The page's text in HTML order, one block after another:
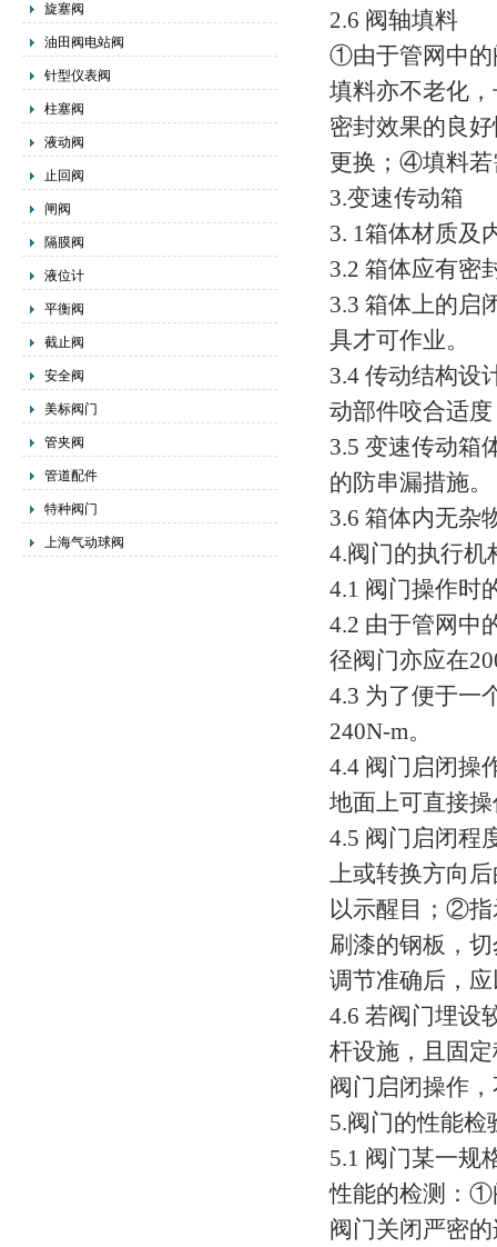
旋塞阀
油田阀电站阀
针型仪表阀
柱塞阀
液动阀
止回阀
闸阀
隔膜阀
液位计
平衡阀
截止阀
安全阀
美标阀门
管夹阀
管道配件
特种阀门
上海气动球阀
2.6 阀轴填料
①由于管网中的
填料亦不老化
密封效果的良
更换；④填料若
3.变速传动箱
3. 1箱体材质及
3.2 箱体应有密
3.3 箱体上的启
具才可作业。
3.4 传动结构设
动部件咬合适
3.5 变速传动箱
的防串漏措施。
3.6 箱体内无杂
4.阀门的执行机
4.1 阀门操作时
4.2 由于管网中
径阀门亦应在
4.3 为了便于一
240N-m。
4.4 阀门启闭操
地面上可直接
4.5 阀门启闭程
上或转换方向
以示醒目；②指
刷漆的钢板，
调节准确后，
4.6 若阀门埋设
杆设施，且固
阀门启闭操作
5.阀门的性能检
5.1 阀门某一规
性能的检测：①
阀门关闭严密